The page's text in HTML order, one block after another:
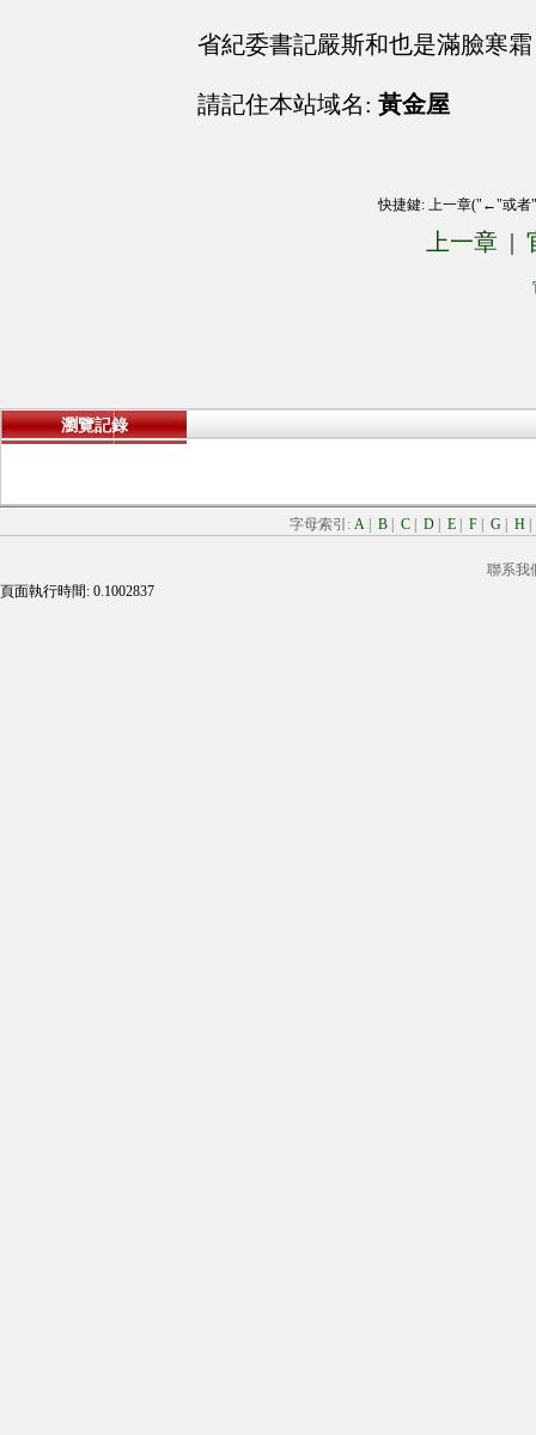
省紀委書記嚴斯和也是滿臉寒
請記住本站域名: 黃金屋
快捷鍵: 上一章("←"或
上一章 |
瀏覽記錄
字母索引: A B C D E F G H
聯系我
頁面執行時間: 0.1002837